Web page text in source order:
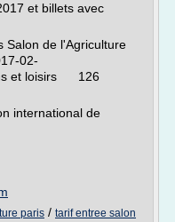
et billets avec
de l'Agriculture
02-
et loisirs 126
international de
paris / tarif entree salon